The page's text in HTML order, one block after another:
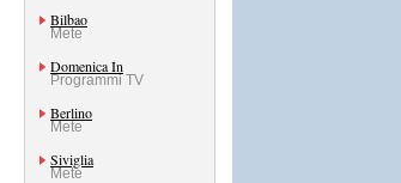
Bilbao
Mete
Domenica In
Programmi TV
Berlino
Mete
Siviglia
Mete